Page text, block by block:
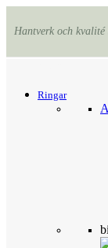
Hantverk och kvalité
Ringar